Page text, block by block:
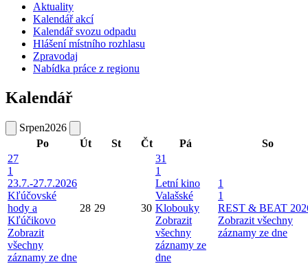
Aktuality
Kalendář akcí
Kalendář svozu odpadu
Hlášení místního rozhlasu
Zpravodaj
Nabídka práce z regionu
Kalendář
Srpen2026
Po
Út St Čt Pá
So
27
1
23.7.-27.7.2026
Kľúčovské
hody a
Kľúčikovo
Zobrazit
všechny
záznamy ze dne
28 29 30
31
1
Letní kino
Valašské
Klobouky
Zobrazit
všechny
záznamy ze
dne
1
1
REST & BEAT
Zobrazit všechny
záznamy ze dne